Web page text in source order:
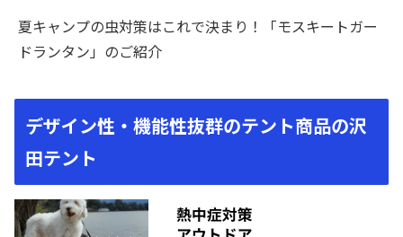
夏キャンプの虫対策はこれで決まり！「モスキートガー
ドランタン」のご紹介
デザイン性・機能性抜群のテント商品の沢
田テント